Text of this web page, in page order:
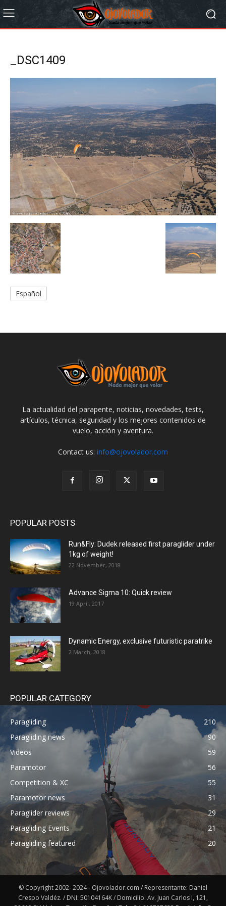
_DSC1409
Español
La actualidad del parapente, noticias, novedades, tests,
artículos, técnica, seguridad y los mejores contenidos de
vuelo, acción y aventura.
Contact us: info@ojovolador.com
POPULAR POSTS
Run&Fly: Dudek released first paraglider under
1kg of weight!
22 November, 2018
Advance Sigma 10: Quick review
19 April, 2017
Dynamic Energy, exclusive futuristic paratrike
2 March, 2018
POPULAR CATEGORY
Paragliding
210
Paragliding news
90
Videos
59
Paramotor
56
Competition & XC
55
Paramotor news
31
Paraglider reviews
29
Paragliding Events
21
Paragliding featured
20
© Copyright 2002- 2024 - Ojovolador.com / Representante: Daniel
Crespo Valdéz. / DNI: 50104164K / Domicilio: Av. Juan Carlos I, 121,